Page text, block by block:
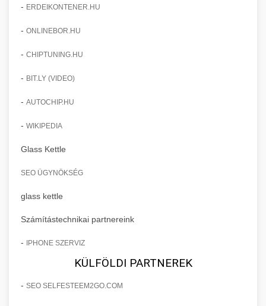
- ERDEIKONTENER.HU
- ONLINEBOR.HU
- CHIPTUNING.HU
- BIT.LY (VIDEO)
- AUTOCHIP.HU
- WIKIPEDIA
Glass Kettle
SEO ÜGYNÖKSÉG
glass kettle
Számítástechnikai partnereink
- IPHONE SZERVIZ
KÜLFÖLDI PARTNEREK
- SEO SELFESTEEM2GO.COM